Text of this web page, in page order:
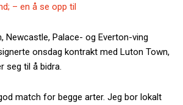
– en å se opp til
Newcastle, Palace- og Everton-ving
onsdag kontrakt med Luton Town,
seg til å bidra.
match for begge arter. Jeg bor lokalt